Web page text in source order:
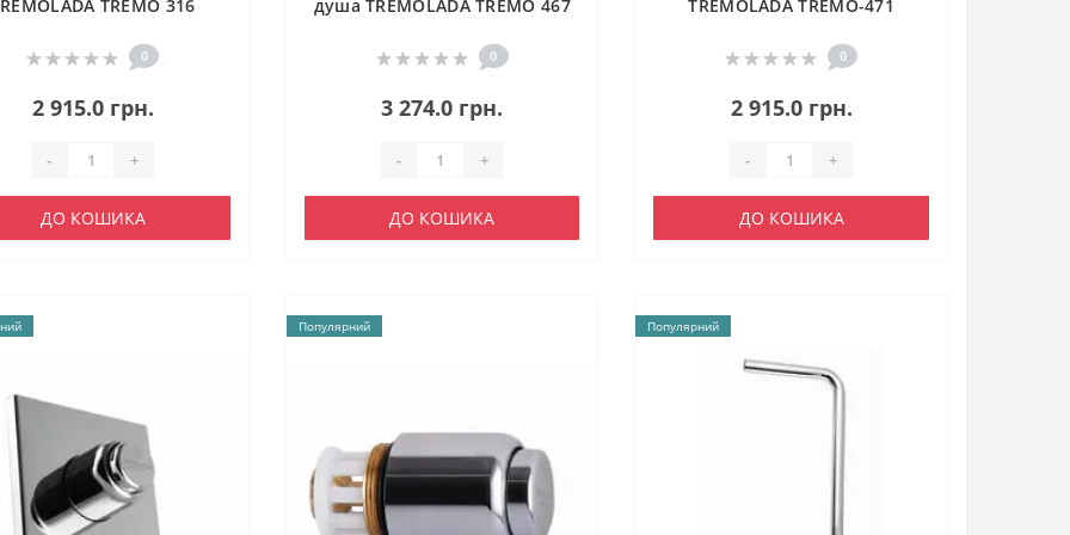
ТREMO 316
0
2 915.0 грн.
- +
ДО КОШИКА
душа TREMOLADA ТREMO 467
0
3 274.0 грн.
- +
ДО КОШИКА
TREMOLADA ТREMO-471
0
2 915.0 грн.
- +
ДО КОШИКА
Популярний Популярний